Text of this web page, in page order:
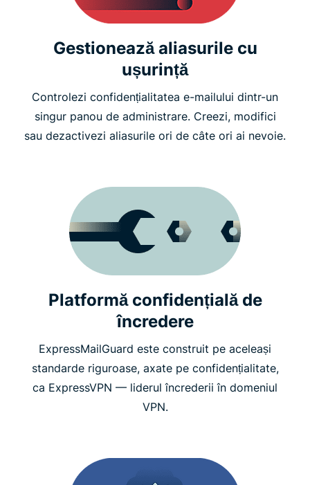
Gestionează aliasurile cu
ușurință
Controlezi confidențialitatea e-mailului dintr-un
singur panou de administrare. Creezi, modifici
sau dezactivezi aliasurile ori de câte ori ai nevoie.
Platformă confidențială de
încredere
ExpressMailGuard este construit pe aceleași
standarde riguroase, axate pe confidențialitate,
ca ExpressVPN — liderul încrederii în domeniul
VPN.